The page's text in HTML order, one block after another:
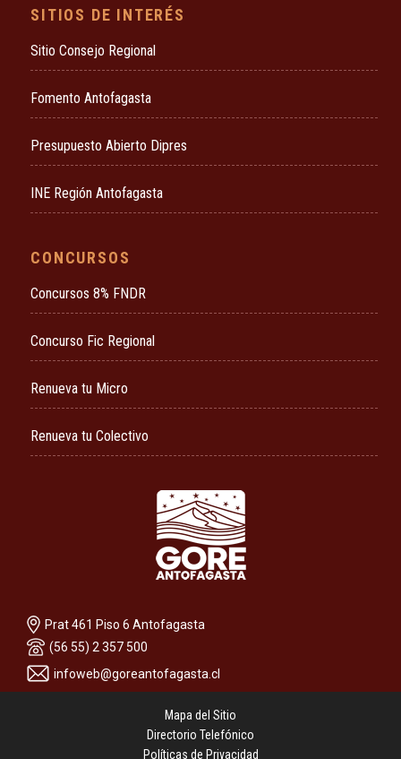
SITIOS DE INTERÉS
Sitio Consejo Regional
Fomento Antofagasta
Presupuesto Abierto Dipres
INE Región Antofagasta
CONCURSOS
Concursos 8% FNDR
Concurso Fic Regional
Renueva tu Micro
Renueva tu Colectivo
Prat 461 Piso 6 Antofagasta
(56 55) 2 357 500
infoweb@goreantofagasta.cl
Mapa del Sitio
Directorio Telefónico
Políticas de Privacidad